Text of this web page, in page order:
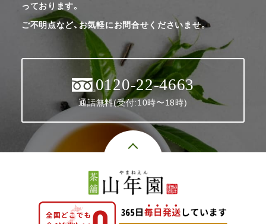
っております。
ご不明点など、お気軽にお問合せくださいませ。
0120-22-4663
通話無料(受付:10時〜18時)